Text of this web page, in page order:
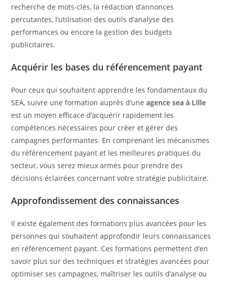
recherche de mots-clés, la rédaction d’annonces
percutantes, l’utilisation des outils d’analyse des
performances ou encore la gestion des budgets
publicitaires.
Acquérir les bases du référencement payant
Pour ceux qui souhaitent apprendre les fondamentaux du
SEA, suivre une formation auprès d’uneagence sea à Lille
est un moyen efficace d’acquérir rapidement les
compétences nécessaires pour créer et gérer des
campagnes performantes. En comprenant les mécanismes
du référencement payant et les meilleures pratiques du
secteur, vous serez mieux armés pour prendre des
décisions éclairées concernant votre stratégie publicitaire.
Approfondissement des connaissances
Il existe également des formations plus avancées pour les
personnes qui souhaitent approfondir leurs connaissances
en référencement payant. Ces formations permettent d’en
savoir plus sur des techniques et stratégies avancées pour
optimiser ses campagnes, maîtriser les outils d’analyse ou